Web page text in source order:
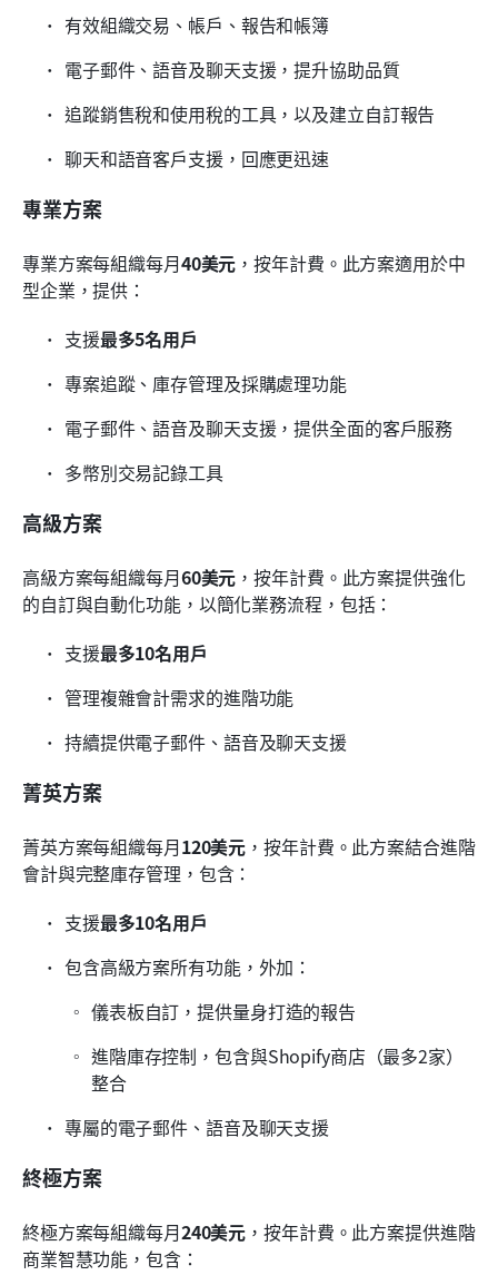
有效組織交易、帳戶、報告和帳簿
電子郵件、語音及聊天支援，提升協助品質
追蹤銷售稅和使用稅的工具，以及建立自訂報告
聊天和語音客戶支援，回應更迅速
專業方案
專業方案每組織每月40美元 ，按年計費。此方案適用於中
型企業，提供：
支援最多5名用戶
專案追蹤、庫存管理及採購處理功能
電子郵件、語音及聊天支援，提供全面的客戶服務
多幣別交易記錄工具
高級方案
高級方案每組織每月60美元 ，按年計費。此方案提供強化
的自訂與自動化功能，以簡化業務流程，包括：
支援最多10名用戶
管理複雜會計需求的進階功能
持續提供電子郵件、語音及聊天支援
菁英方案
菁英方案每組織每月120美元 ，按年計費。此方案結合進階
會計與完整庫存管理，包含：
支援最多10名用戶
包含高級方案所有功能，外加：
儀表板自訂，提供量身打造的報告
進階庫存控制，包含與Shopify商店（最多2家）
整合
專屬的電子郵件、語音及聊天支援
終極方案
終極方案每組織每月240美元 ，按年計費。此方案提供進階
商業智慧功能，包含：